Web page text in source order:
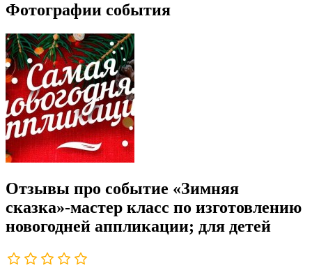
Фотографии события
Отзывы про событие «Зимняя
сказка»-мастер класс по изготовлению
новогодней аппликации; для детей